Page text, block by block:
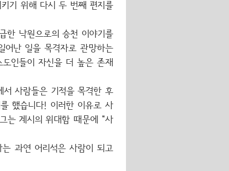
기 위해 다시 두 번째 편지를
한 낙원으로의 승천 이야기를
어난 일을 목격자로 관망하는
인들이 자신을 더 높은 존재
서 사람들은 기적을 목격한 후
했습니다! 이러한 이유로 사
는 계시의 위대함 때문에 “사
과연 어리석은 사람이 되고